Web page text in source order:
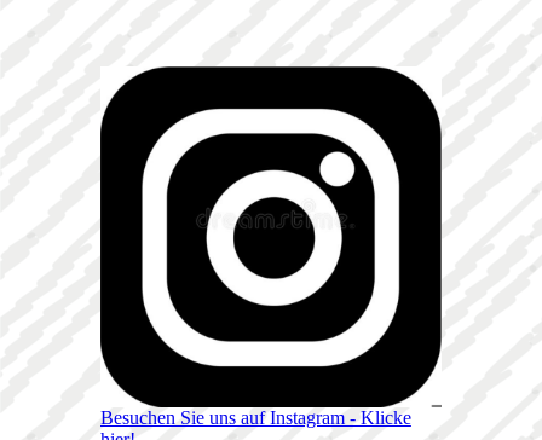
Besuchen Sie uns auf Instagram - Klicke